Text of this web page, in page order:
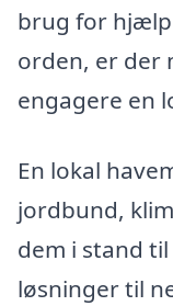
brug for hjælp
orden, er der
engagere en
En lokal
jordbund,
dem i stand
løsninger til